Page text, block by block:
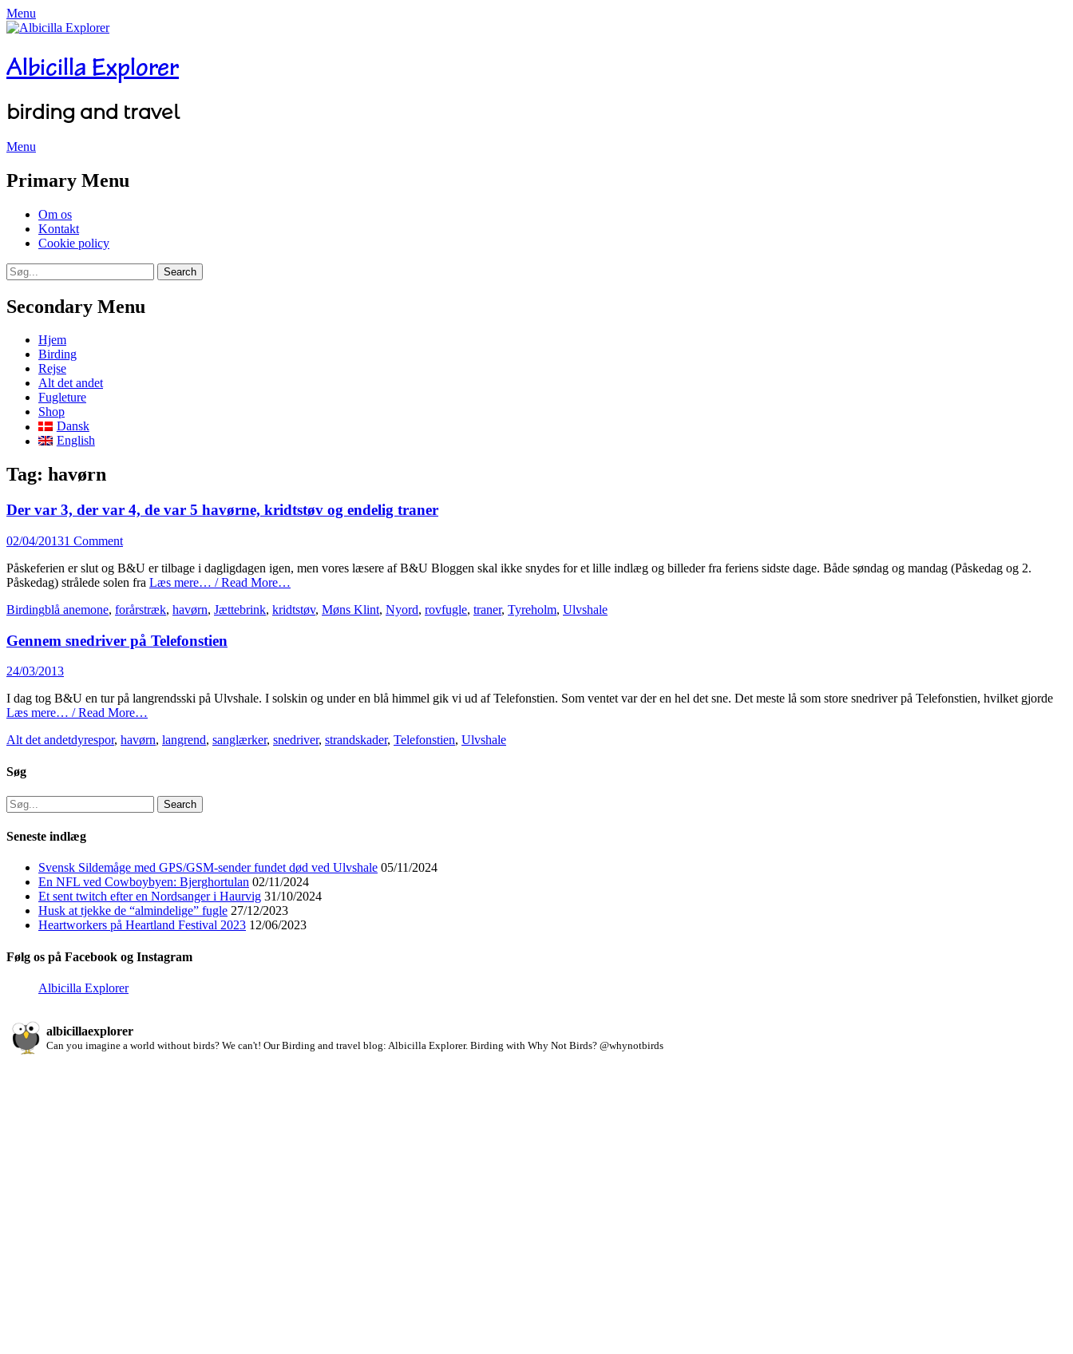
Menu
Albicilla Explorer
birding and travel
Menu
Primary Menu
Skip
content
Om os
Kontakt
Cookie policy
Search
Search
for:
Secondary Menu
Skip
content
Hjem
Birding
Rejse
Alt det andet
Fugleture
Shop
Dansk
English
Tag: havørn
Der var 3, der var 4, de var 5 havørne, kridtstøv og endelig traner
Posted
02/04/20131 Comment
Påskeferien er slut og B&U er tilbage i dagligdagen igen, men vores læsere af B&U Bloggen skal ikke snydes for et lille indlæg og billeder fra feriens sidste dage. Både søndag og mandag (Påskedag og 2.
Påskedag) strålede solen fra Læs mere… / Read More…
Categories
BirdingTags
blå anemone, forårstræk, havørn, Jættebrink, kridtstøv, Møns Klint, Nyord, rovfugle, traner, Tyreholm, Ulvshale
Gennem snedriver på Telefonstien
Posted
24/03/2013
I dag tog B&U en tur på langrendsski på Ulvshale. I solskin og under en blå himmel gik vi ud af Telefonstien. Som ventet var der en hel det sne. Det meste lå som store snedriver på Telefonstien, hvilket gjorde
Læs mere… / Read More…
Categories
Alt det andetTags
dyrespor, havørn, langrend, sanglærker, snedriver, strandskader, Telefonstien, Ulvshale
Søg
Search
for:
Seneste indlæg
Svensk Sildemåge med GPS/GSM-sender fundet død ved Ulvshale 05/11/2024
En NFL ved Cowboybyen: Bjerghortulan 02/11/2024
Et sent twitch efter en Nordsanger i Haurvig 31/10/2024
Husk at tjekke de “almindelige” fugle 27/12/2023
Heartworkers på Heartland Festival 2023 12/06/2023
Følg os på Facebook og Instagram
Albicilla Explorer
albicillaexplorer
Can you imagine a world without birds? We can't! Our Birding and travel blog: Albicilla Explorer. Birding with Why Not Birds? @whynotbirds